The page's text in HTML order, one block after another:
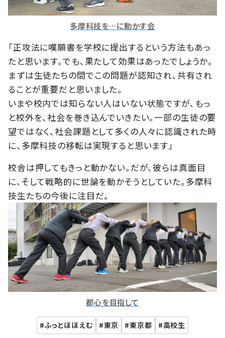
多摩科技を…に動かす会
「正攻法に嘆願書を学校に提出するという方法もあっ
たと思います。でも、果たして効果はあったでしょうか。
まずは生徒たちの間でこの問題が認知され、共有され
ることが重要だと思いました。
いまや校内では知らない人はいない状態ですが、もっ
と校外を、社会を巻き込んでいきたい。一部の生徒の要
望ではなく、社会課題として多くの人々に認識された時
に、多摩科技の移転は実現すると思います」
校舎は押してもきっと動かない。だが、彼らは真面目
に、そして戦略的に世論を動かそうとしていた。多摩科
技生たちの今後に注目だ。
都心を目指して
ふっとほほえむ 東京 東京都 高校生